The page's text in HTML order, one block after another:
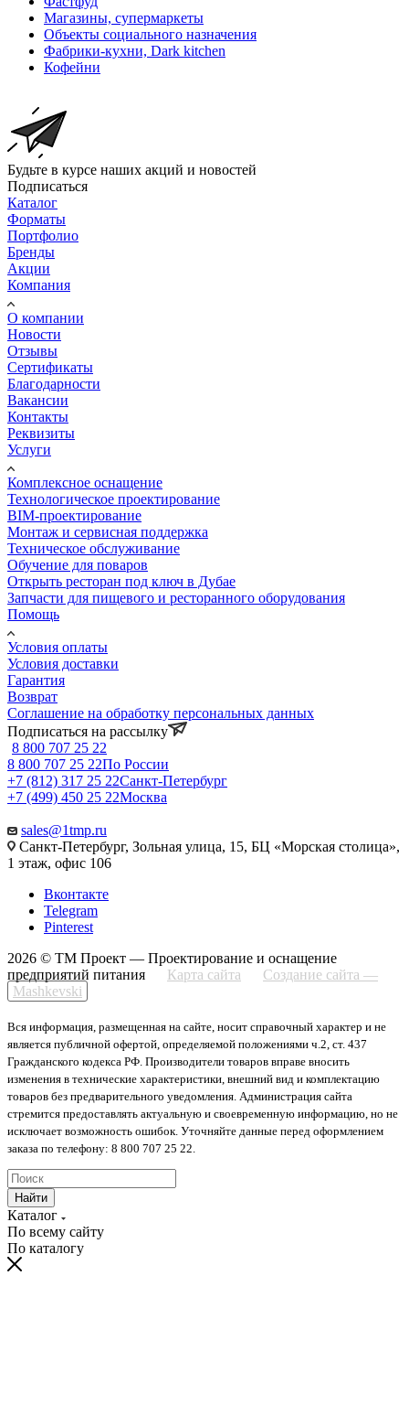
Магазины, супермаркеты
Объекты социального назначения
Фабрики-кухни, Dark kitchen
Кофейни
Будьте в курсе наших акций и новостей
Подписаться
Каталог
Форматы
Портфолио
Бренды
Акции
Компания
О компании
Новости
Отзывы
Сертификаты
Благодарности
Вакансии
Контакты
Реквизиты
Услуги
Комплексное оснащение
Технологическое проектирование
BIM-проектирование
Монтаж и сервисная поддержка
Техническое обслуживание
Обучение для поваров
Открыть ресторан под ключ в Дубае
Запчасти для пищевого и ресторанного оборудования
Помощь
Условия оплаты
Условия доставки
Гарантия
Возврат
Соглашение на обработку персональных данных
Подписаться на рассылку
8 800 707 25 22
8 800 707 25 22По России
+7 (812) 317 25 22Санкт-Петербург
+7 (499) 450 25 22Москва
sales@1tmp.ru
Санкт-Петербург, Зольная улица, 15, БЦ «Морская столица»,
1 этаж, офис 106
Вконтакте
Telegram
Pinterest
2026 © ТМ Проект — Проектирование и оснащение
предприятий питания
Карта сайта
Создание сайта —
Mashkevski
Вся информация, размещенная на сайте, носит справочный характер и не
является публичной офертой, определяемой положениями ч.2, ст. 437
Гражданского кодекса РФ. Производители товаров вправе вносить
изменения в технические характеристики, внешний вид и комплектацию
товаров без предварительного уведомления. Администрация сайта
стремится предоставлять актуальную и своевременную информацию, но не
исключает возможность ошибок. Уточняйте данные перед оформлением
заказа по телефону: 8 800 707 25 22.
Найти
Каталог
По всему сайту
По каталогу